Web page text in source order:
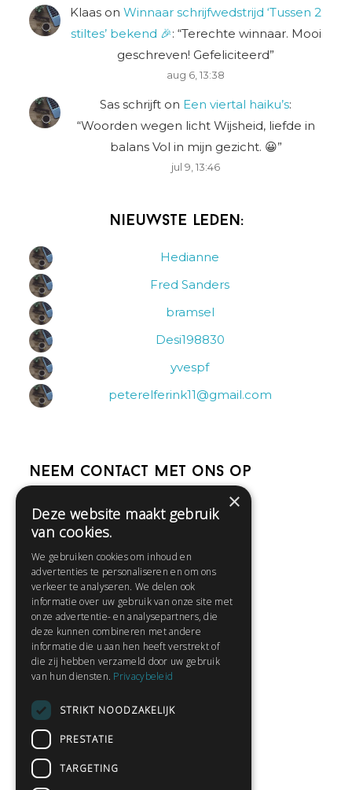
Klaas on Winnaar schrijfwedstrijd ‘Tussen 2
stiltes’ bekend 🎉: “Terechte winnaar. Mooi
geschreven! Gefeliciteerd”
aug 6, 13:38
Sas schrijft on Een viertal haiku’s:
“Woorden wegen licht Wijsheid, liefde in
balans Vol in mijn gezicht. 😀”
jul 9, 13:46
Nieuwste leden:
Hedianne
Fred Sanders
bramsel
Desi198830
yvespf
peterelferink11@gmail.com
Neem contact met ons op
Help
Contact
Huisregels
Snel naar:
Gratis aanmelden
Privacybeleid
×
Deze website maakt gebruik
van cookies.
We gebruiken cookies om inhoud en
advertenties te personaliseren en om ons
verkeer te analyseren. We delen ook
informatie over uw gebruik van onze site met
onze advertentie- en analysepartners, die
deze kunnen combineren met andere
informatie die u aan hen heeft verstrekt of
die zij hebben verzameld door uw gebruik
van hun diensten. Privacybeleid
STRIKT NOODZAKELIJK
PRESTATIE
TARGETING